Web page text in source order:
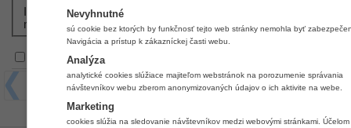
Informácia: Heslo Vám bude zaslané ako text na emailovú
môžete zmeniť (už bez odoslania na emailovú adresu).
Súhlas so spracovaním osobných údajov
Späť Uložiť
Nevyhnutné
sú cookie bez ktorých by funkčnosť tejto web stránky nemohla byť
Navigácia a prístup k zákazníckej časti webu.
Analýza
analytické cookies slúžiace majiteľom webstránok na porozumenie správania
návštevníkov webu zberom anonymizovaných údajov o ich aktivite na webe.
Marketing
cookies slúžia na sledovanie návštevníkov medzi webovými stránkami. Účelom